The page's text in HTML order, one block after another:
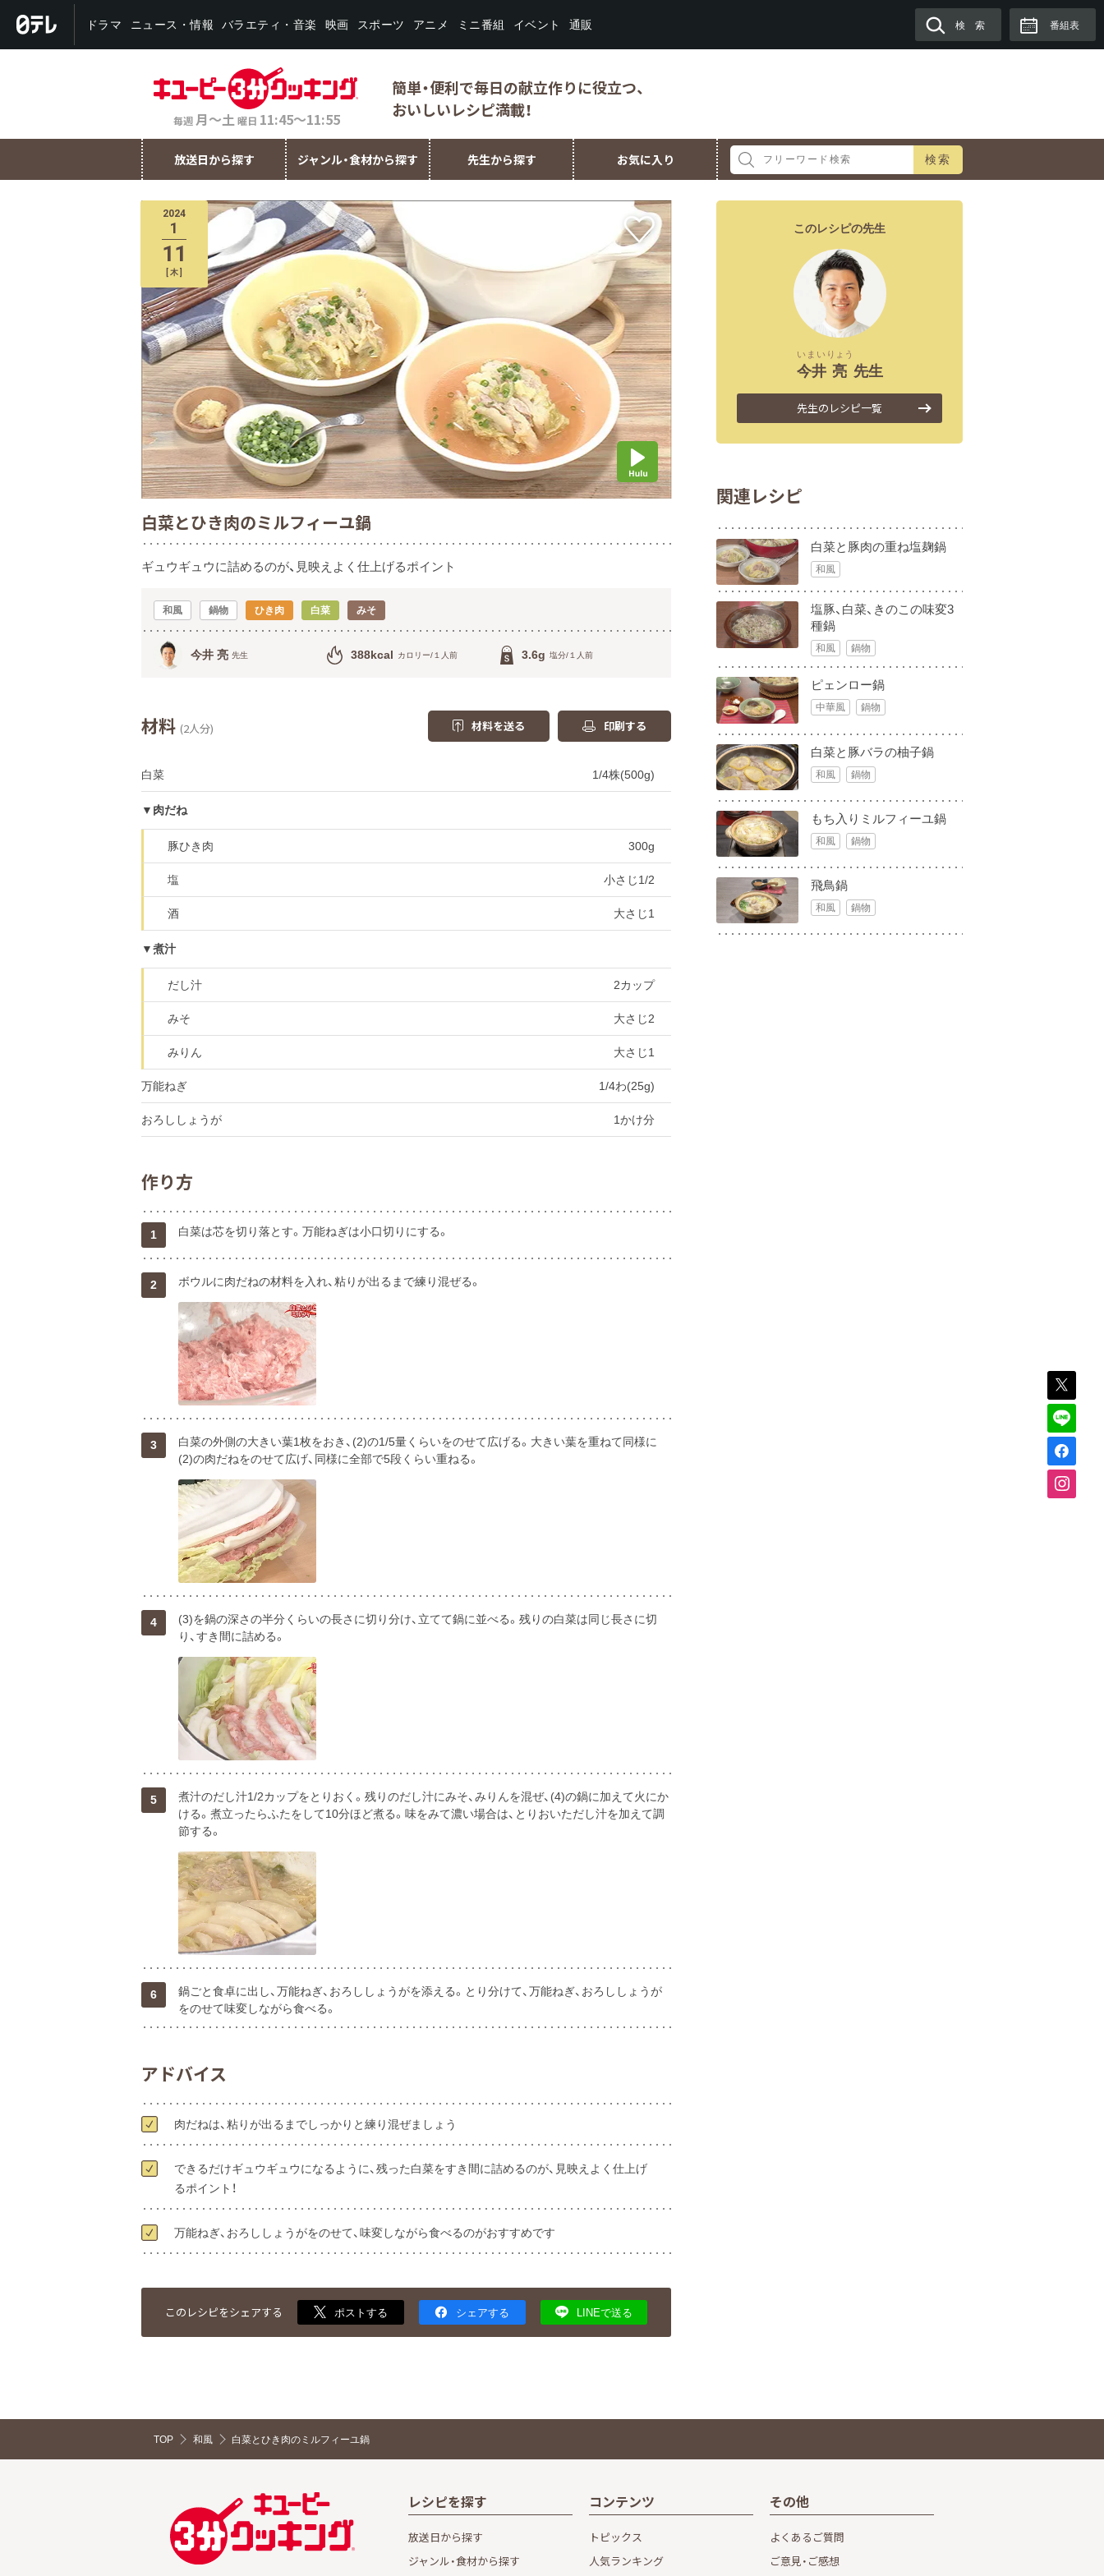
ドラマ ニュース・情報 バラエティ・音楽 映画 スポーツ アニメ ミニ番組 イベント 通販 検 索 番組表
毎週月～土 曜日 11:45～11:55
簡単・便利で毎日の献立作りに役立つ、
おいしいレシピ満載！
放送日から探す ジャンル・食材から探す 先生から探す お気に入り 検索
2024
1
11
木]
白菜とひき肉のミルフィーユ鍋
ギュウギュウに詰めるのが、見映えよく仕上げるポイント
和風 鍋物 ひき肉 白菜 みそ
今井 亮 先生 388kcal カロリー/１人前 3.6g 塩分/１人前
材料 (2人分) 材料を送る 印刷する
白菜 1/4株(500g)
▼肉だね
豚ひき肉 300g
塩 小さじ1/2
酒 大さじ1
▼煮汁
だし汁 2カップ
みそ 大さじ2
みりん 大さじ1
万能ねぎ 1/4わ(25g)
おろししょうが 1かけ分
作り方
1 白菜は芯を切り落とす。万能ねぎは小口切りにする。
2 ボウルに肉だねの材料を入れ、粘りが出るまで練り混ぜる。
3
白菜の外側の大きい葉1枚をおき、(2)の1/5量くらいをのせて広げる。大きい葉を重ねて同様に
(2)の肉だねをのせて広げ、同様に全部で5段くらい重ねる。
4
(3)を鍋の深さの半分くらいの長さに切り分け、立てて鍋に並べる。残りの白菜は同じ長さに切
り、すき間に詰める。
5
煮汁のだし汁1/2カップをとりおく。残りのだし汁にみそ、みりんを混ぜ、(4)の鍋に加えて火にか
ける。煮立ったらふたをして10分ほど煮る。味をみて濃い場合は、とりおいただし汁を加えて調
節する。
6
鍋ごと食卓に出し、万能ねぎ、おろししょうがを添える。とり分けて、万能ねぎ、おろししょうが
をのせて味変しながら食べる。
アドバイス
肉だねは、粘りが出るまでしっかりと練り混ぜましょう
できるだけギュウギュウになるように、残った白菜をすき間に詰めるのが、見映えよく仕上げ
るポイント！
万能ねぎ、おろししょうがをのせて、味変しながら食べるのがおすすめです
このレシピをシェアする ポストする シェアする LINEで送る
このレシピの先生
今井
いまい
亮
りょう
先生
先生のレシピ一覧
関連レシピ
白菜と豚肉の重ね塩麹鍋
和風
塩豚、白菜、きのこの味変3
種鍋
和風 鍋物
ピェンロー鍋
中華風 鍋物
白菜と豚バラの柚子鍋
和風 鍋物
もち入りミルフィーユ鍋
和風 鍋物
飛鳥鍋
和風 鍋物
TOP 和風 白菜とひき肉のミルフィーユ鍋
レシピを探す
放送日から探す
ジャンル・食材から探す
コンテンツ
トピックス
人気ランキング
その他
よくあるご質問
ご意見・ご感想